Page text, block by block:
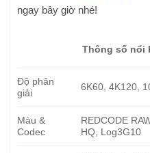
ngay bây giờ nhé!
Thông số nổi
Độ phân
giải
6K60, 4K120,
Màu &
Codec
REDCODE
HQ, Log3G10